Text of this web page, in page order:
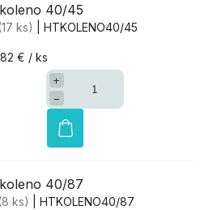
40/45
ks) | HTKOLENO40/45
€ / ks
+
−
40/87
ks) | HTKOLENO40/87